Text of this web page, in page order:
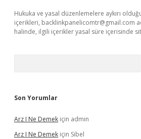
Hukuka ve yasal düzenlemelere aykırı
içerikleri, backlinkpanelicomtr@gmail.com
halinde, ilgili içerikler yasal süre içerisinde
Son Yorumlar
Arz I Ne Demek için admin
Arz I Ne Demek için Sibel